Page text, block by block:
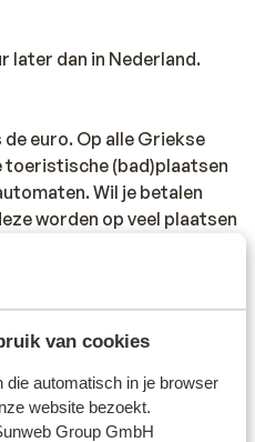
van cookies
die automatisch in je browser
website bezoekt.
Group GmbH
later dan in Nederland.
euro. Op alle Griekse
toeristische (bad)plaatsen
Wil je betalen
worden op veel plaatsen
een geldig paspoort of